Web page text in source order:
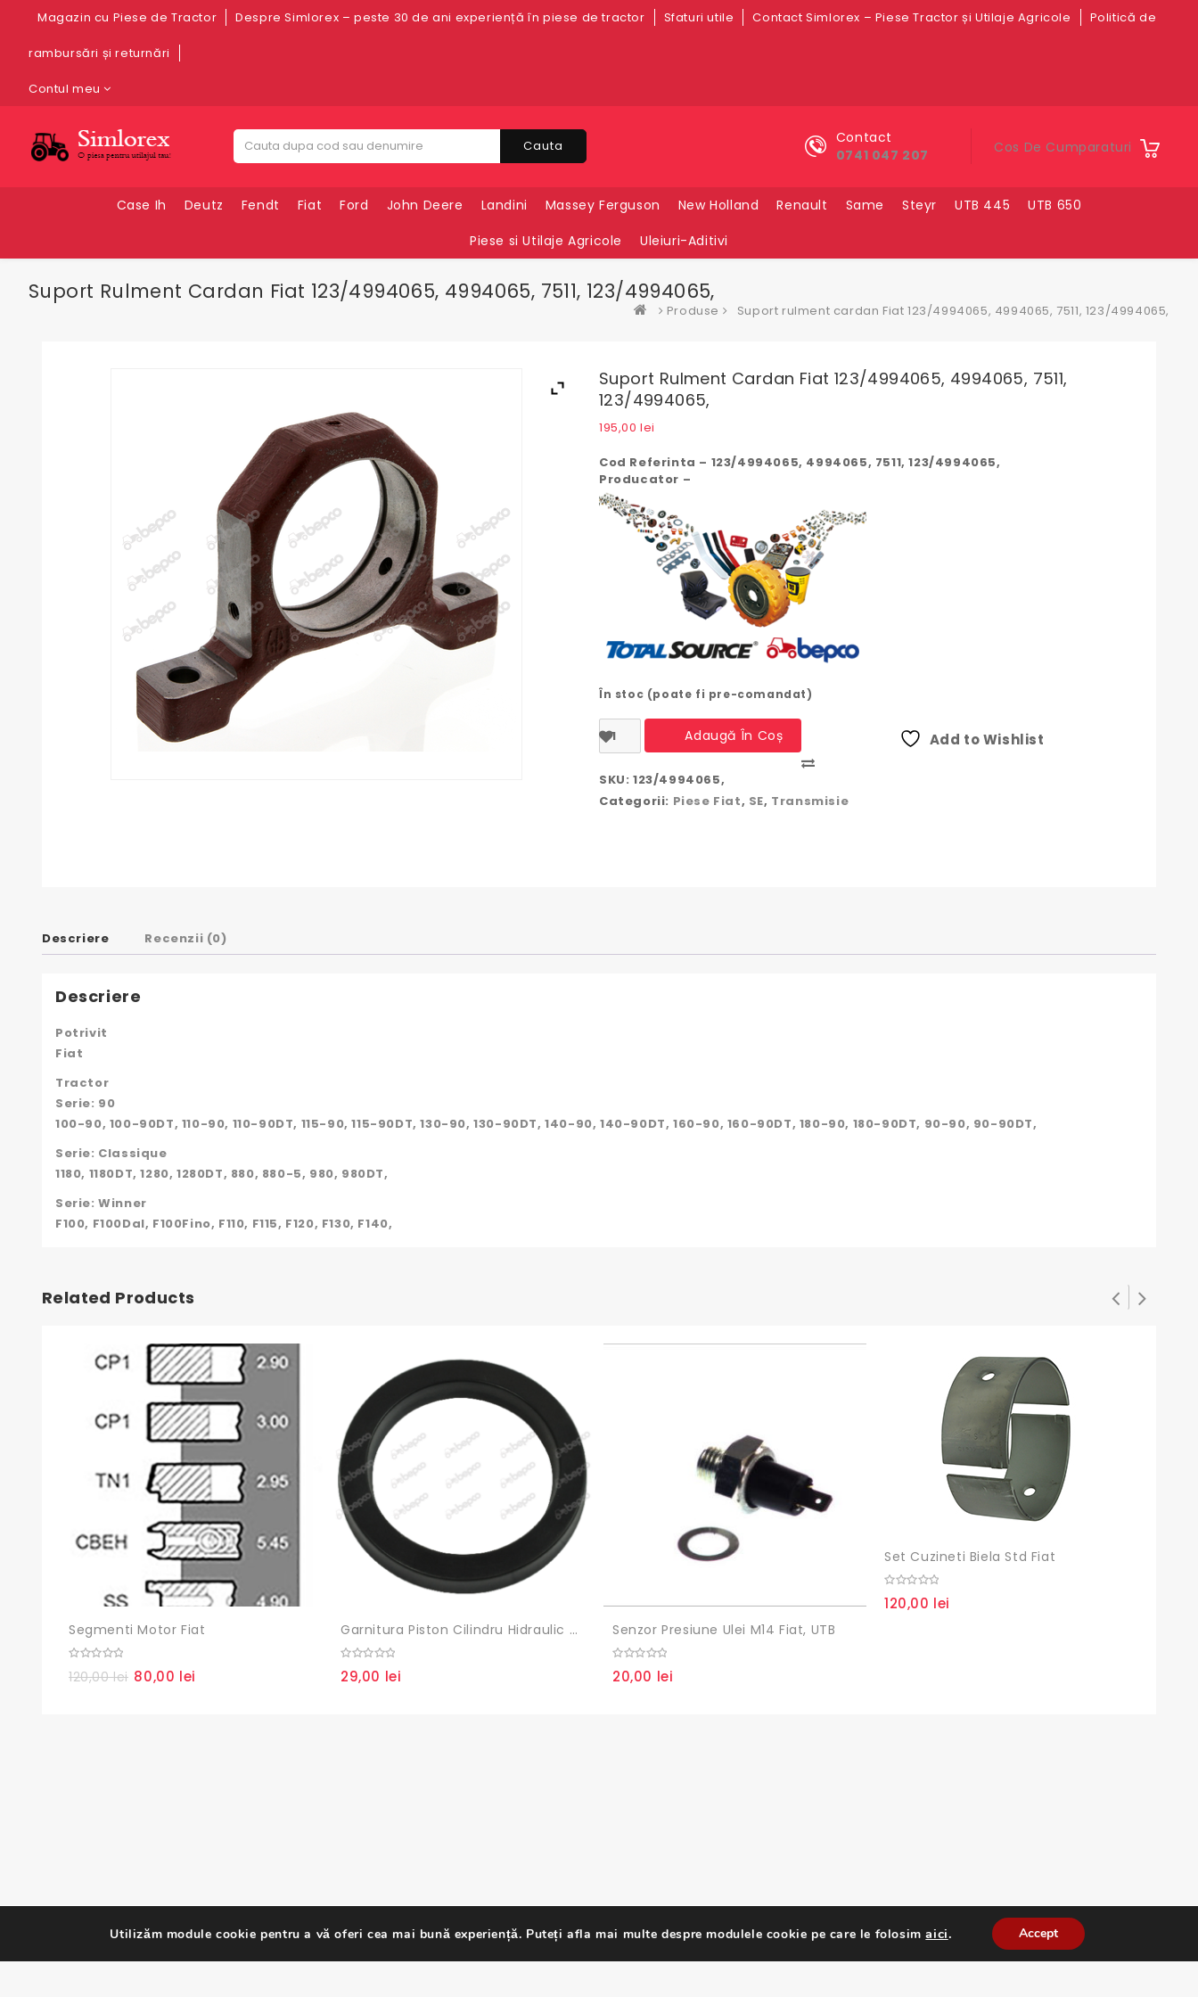
Magazin cu Piese de Tractor Despre Simlorex – peste 30 de ani experiență în piese de tractor Sfaturi utile Contact Simlorex – Piese Tractor și Utilaje Agricole Politică de
rambursări și returnări
Contul meu
Cos De Cumparaturi
Contact
0741 047 207
Cauta
Case Ih Deutz Fendt Fiat Ford John Deere Landini Massey Ferguson New Holland Renault Same Steyr UTB 445
UTB 650
Piese si Utilaje Agricole
Uleiuri-Aditivi
Suport Rulment Cardan Fiat 123/4994065, 4994065, 7511, 123/4994065,
Produse Suport rulment cardan Fiat 123/4994065, 4994065, 7511, 123/4994065,
Suport Rulment Cardan Fiat 123/4994065, 4994065, 7511,
123/4994065,
195,00lei
Cod Referinta – 123/4994065, 4994065, 7511, 123/4994065,
Producator –
În stoc (poate fi pre-comandat)
Cantitate
Suport
cardan
Fiat
123/4994065,
Adaugă În Coș Add to Wishlist
SKU: 123/4994065,
Categorii: Piese Fiat, SE, Transmisie
Descriere Recenzii (0)
Descriere
Potrivit
Fiat
Tractor
Serie: 90
100-90, 100-90DT, 110-90, 110-90DT, 115-90, 115-90DT, 130-90, 130-90DT, 140-90, 140-90DT, 160-90, 160-90DT, 180-90, 180-90DT, 90-90, 90-90DT,
Serie: Classique
1180, 1180DT, 1280, 1280DT, 880, 880-5, 980, 980DT,
Serie: Winner
F100, F100Dal, F100Fino, F110, F115, F120, F130, F140,
Related Products
Segmenti Motor Fiat
out
120,00lei Prețul
80,00 lei
Garnitura Piston Cilindru Hidraulic Tractor Fiat 65x85x10
out
29,00 lei
Senzor Presiune Ulei M14 Fiat, UTB
out
20,00 lei
Set Cuzineti Biela Std Fiat
out
120,00 lei
Utilizăm module cookie pentru a vă oferi cea mai bună experiență. Puteți afla mai multe despre modulele cookie pe care le folosim aici. Accept